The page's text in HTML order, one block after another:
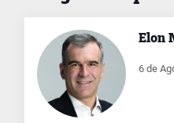
Elon
6 de